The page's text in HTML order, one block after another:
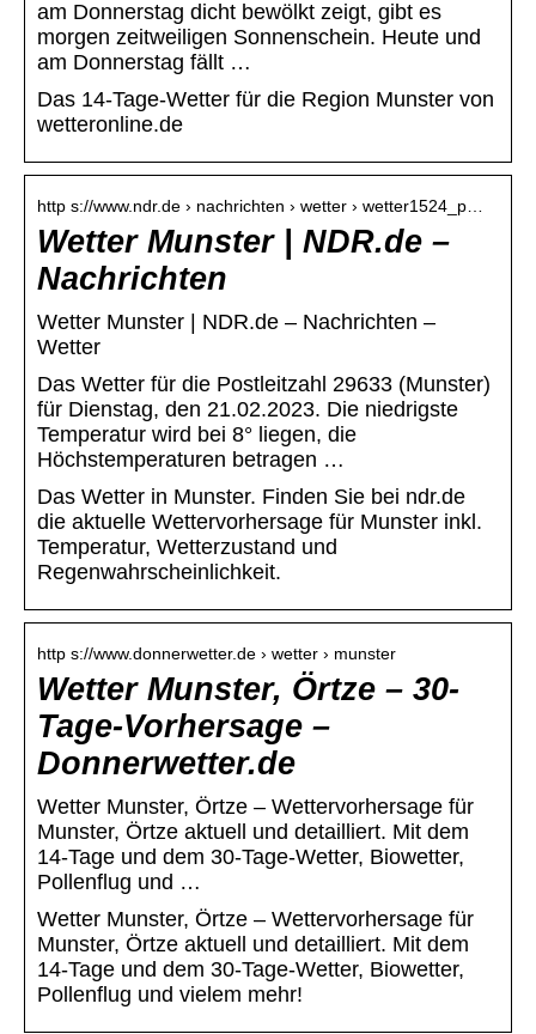
am Donnerstag dicht bewölkt zeigt, gibt es
morgen zeitweiligen Sonnenschein. Heute und
am Donnerstag fällt …
Das 14-Tage-Wetter für die Region Munster von
wetteronline.de
http s://www.ndr.de › nachrichten › wetter › wetter1524_p…
Wetter Munster | NDR.de –
Nachrichten
Wetter Munster | NDR.de – Nachrichten –
Wetter
Das Wetter für die Postleitzahl 29633 (Munster)
für Dienstag, den 21.02.2023. Die niedrigste
Temperatur wird bei 8° liegen, die
Höchstemperaturen betragen …
Das Wetter in Munster. Finden Sie bei ndr.de
die aktuelle Wettervorhersage für Munster inkl.
Temperatur, Wetterzustand und
Regenwahrscheinlichkeit.
http s://www.donnerwetter.de › wetter › munster
Wetter Munster, Örtze – 30-
Tage-Vorhersage –
Donnerwetter.de
Wetter Munster, Örtze – Wettervorhersage für
Munster, Örtze aktuell und detailliert. Mit dem
14-Tage und dem 30-Tage-Wetter, Biowetter,
Pollenflug und …
Wetter Munster, Örtze – Wettervorhersage für
Munster, Örtze aktuell und detailliert. Mit dem
14-Tage und dem 30-Tage-Wetter, Biowetter,
Pollenflug und vielem mehr!